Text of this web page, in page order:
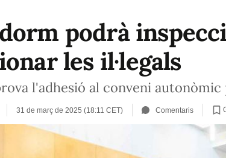
podrà
les il·legals
l'adhesió al conveni
31 de març de 2025 (18:11 CET) Comentaris